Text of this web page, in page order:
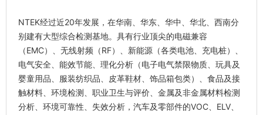
NTEK经过近20年发展，在华南、华东、华中、华北、西南分
别建有大型综合检测基地。具有行业顶尖的电磁兼容
（EMC）、无线射频（RF）、新能源（各类电池、充电桩）、
电气安全、能效节能、理化分析（电子电气禁限物质、玩具及
婴童用品、服装纺织品、皮革鞋材、饰品箱包类）、食品及接
触材料、环境检测、职业卫生与评价、金属及非金属材料检测
分析、环境可靠性、失效分析，汽车及零部件的VOC、ELV、